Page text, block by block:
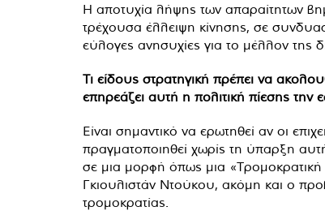
Η αποτυχία λήψης των απαραίτητων
τρέχουσα έλλειψη κίνησης, σε
εύλογες ανησυχίες για το μέλλον της
Τι είδους στρατηγική πρέπει να
επηρεάζει αυτή η πολιτική πίεσης
Είναι σημαντικό να ερωτηθεί αν οι
πραγματοποιηθεί χωρίς τη ύπαρξη
σε μια μορφή όπως μια
Γκιουλιστάν Ντούκου, ακόμη και ο
τρομοκρατίας.